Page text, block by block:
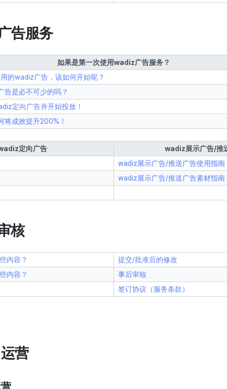
告服务
如果是第一次使用wadiz广告服务？
的wadiz广告，该如何开始呢？
告是必不可少的吗？
定向广告并开始投放！
将成效提升200%！
定向广告
wadiz展示广告/推
wadiz展示广告/推送广告使用指南
wadiz展示广告/推送广告素材指南
核
内容？
提交/批准后的修改
内容？
事后审核
签订协议（服务条款）
营